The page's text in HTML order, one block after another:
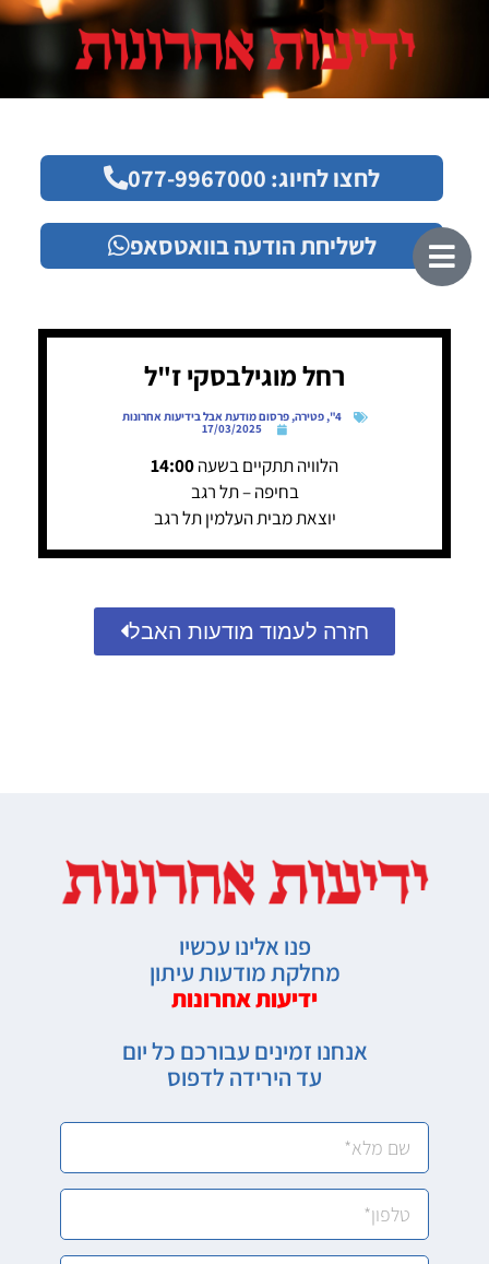
לחצו לחיוג: 077-9967000
לשליחת הודעה בוואטסאפ
רחל מוגילבסקי ז"ל
4"
,פטירה,פרסום מודעת אבל בידיעות אחרונות
17/03/2025
הלוויה תתקיים בשעה14:00
בחיפה – תל רגב
יוצאת מבית העלמין תל רגב
חזרה לעמוד מודעות האבל
פנו אלינו עכשיו
מחלקת מודעות עיתון
ידיעות אחרונות
אנחנו זמינים עבורכם כל יום
עד הירידה לדפוס